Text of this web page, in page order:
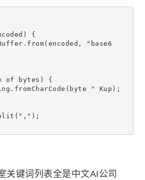
{
"base6
bytes) {
^ Kup);
关键词列表全是中文AI公司